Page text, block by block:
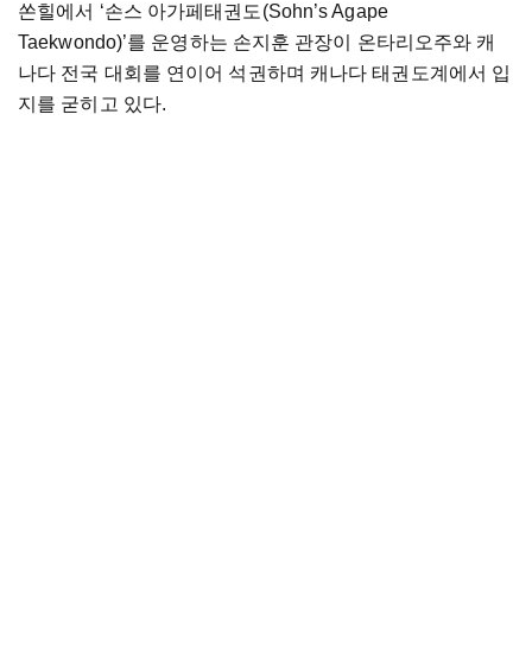
쏜힐에서 ‘손스 아가페태권도(Sohn’s Agape
Taekwondo)’를 운영하는 손지훈 관장이 온타리오주와 캐
나다 전국 대회를 연이어 석권하며 캐나다 태권도계에서 입
지를 굳히고 있다.